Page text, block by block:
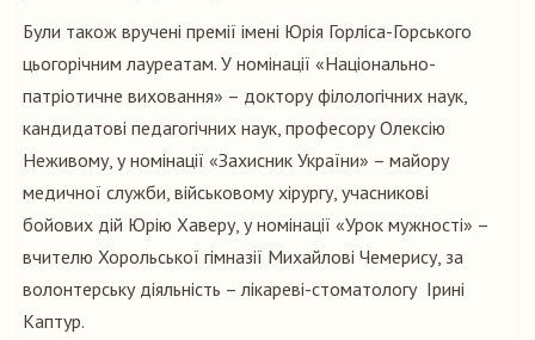
Були також вручені премії імені Юрія Горліса-Горського
цьогорічним лауреатам. У номінації «Національно-
патріотичне виховання» – доктору філологічних наук,
кандидатові педагогічних наук, професору Олексію
Неживому, у номінації «Захисник України» – майору
медичної служби, військовому хірургу, учасникові
бойових дій Юрію Хаверу, у номінації «Урок мужності» –
вчителю Хорольської гімназії Михайлові Чемерису, за
волонтерську діяльність – лікареві-стоматологу Ірині
Каптур.